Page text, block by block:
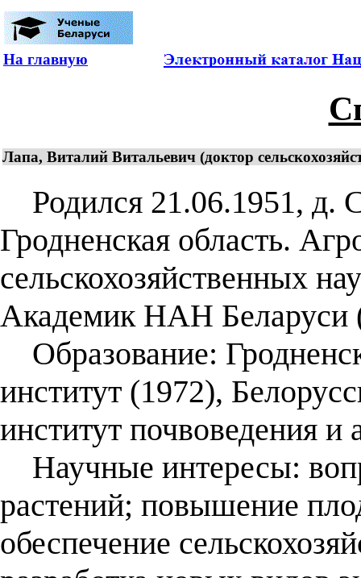
На главную
Лапа, Виталий Витальевич (доктор
Родился 21.06.1951, д.
Гродненская область.
сельскохозяйственных
Академик НАН Беларуси
Образование:
институт (1972),
институт почвоведения
Научные интересы:
растений; повышение
обеспечение